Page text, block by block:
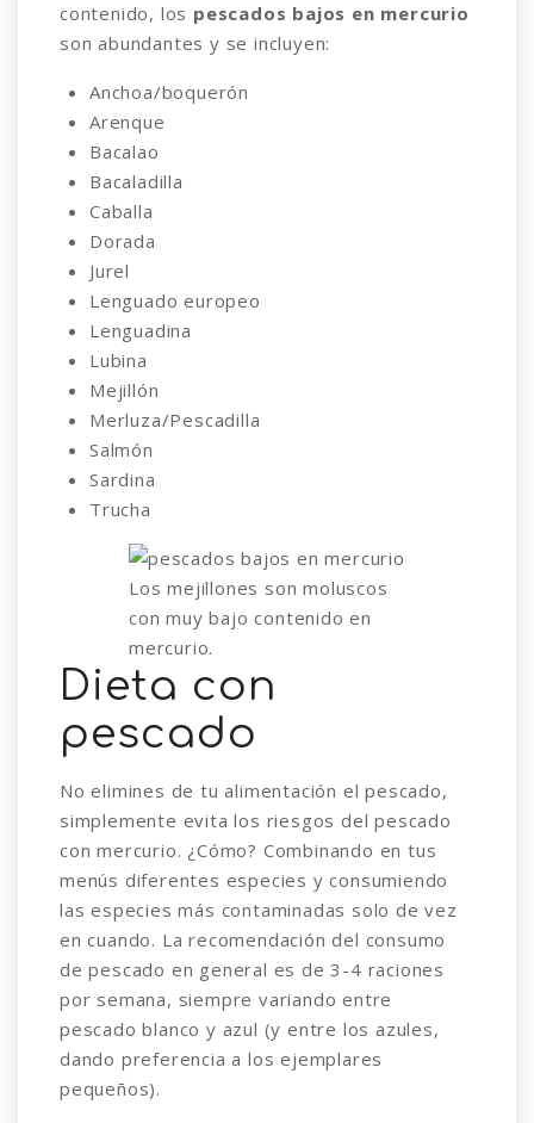
contenido, los pescados bajos en mercurio
son abundantes y se incluyen:
Anchoa/boquerón
Arenque
Bacalao
Bacaladilla
Caballa
Dorada
Jurel
Lenguado europeo
Lenguadina
Lubina
Mejillón
Merluza/Pescadilla
Salmón
Sardina
Trucha
Los mejillones son moluscos
con muy bajo contenido en
mercurio.
Dieta con
pescado
No elimines de tu alimentación el pescado,
simplemente evita los riesgos del pescado
con mercurio. ¿Cómo? Combinando en tus
menús diferentes especies y consumiendo
las especies más contaminadas solo de vez
en cuando. La recomendación del consumo
de pescado en general es de 3-4 raciones
por semana, siempre variando entre
pescado blanco y azul (y entre los azules,
dando preferencia a los ejemplares
pequeños).